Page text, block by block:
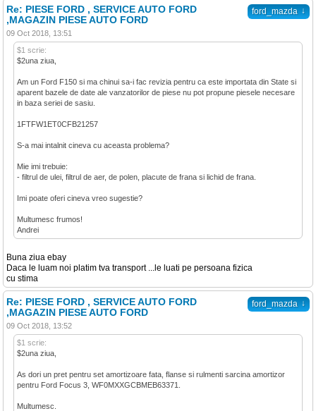
ford_mazda ↓
Re: PIESE FORD , SERVICE AUTO FORD
,MAGAZIN PIESE AUTO FORD
09 Oct 2018, 13:51
$1 scrie:
$2una ziua,
Am un Ford F150 si ma chinui sa-i fac revizia pentru ca este importata din State si
aparent bazele de date ale vanzatorilor de piese nu pot propune piesele necesare
in baza seriei de sasiu.
1FTFW1ET0CFB21257
S-a mai intalnit cineva cu aceasta problema?
Mie imi trebuie:
- filtrul de ulei, filtrul de aer, de polen, placute de frana si lichid de frana.
Imi poate oferi cineva vreo sugestie?
Multumesc frumos!
Andrei
Buna ziua ebay
Daca le luam noi platim tva transport ...le luati pe persoana fizica
cu stima
ford_mazda ↓
Re: PIESE FORD , SERVICE AUTO FORD
,MAGAZIN PIESE AUTO FORD
09 Oct 2018, 13:52
$1 scrie:
$2una ziua,
As dori un pret pentru set amortizoare fata, flanse si rulmenti sarcina amortizor
pentru Ford Focus 3, WF0MXXGCBMEB63371.
Multumesc.